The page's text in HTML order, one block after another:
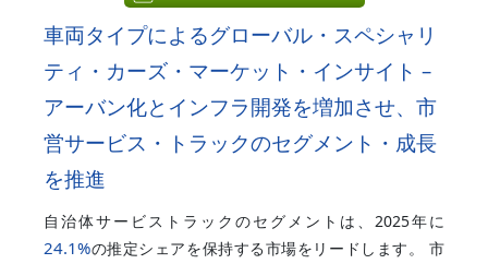
車両タイプによるグローバル・スペシャリ
ティ・カーズ・マーケット・インサイト –
アーバン化とインフラ開発を増加させ、市
営サービス・トラックのセグメント・成長
を推進
自治体サービストラックのセグメントは、2025年に
24.1%の推定シェアを保持する市場をリードします。 市